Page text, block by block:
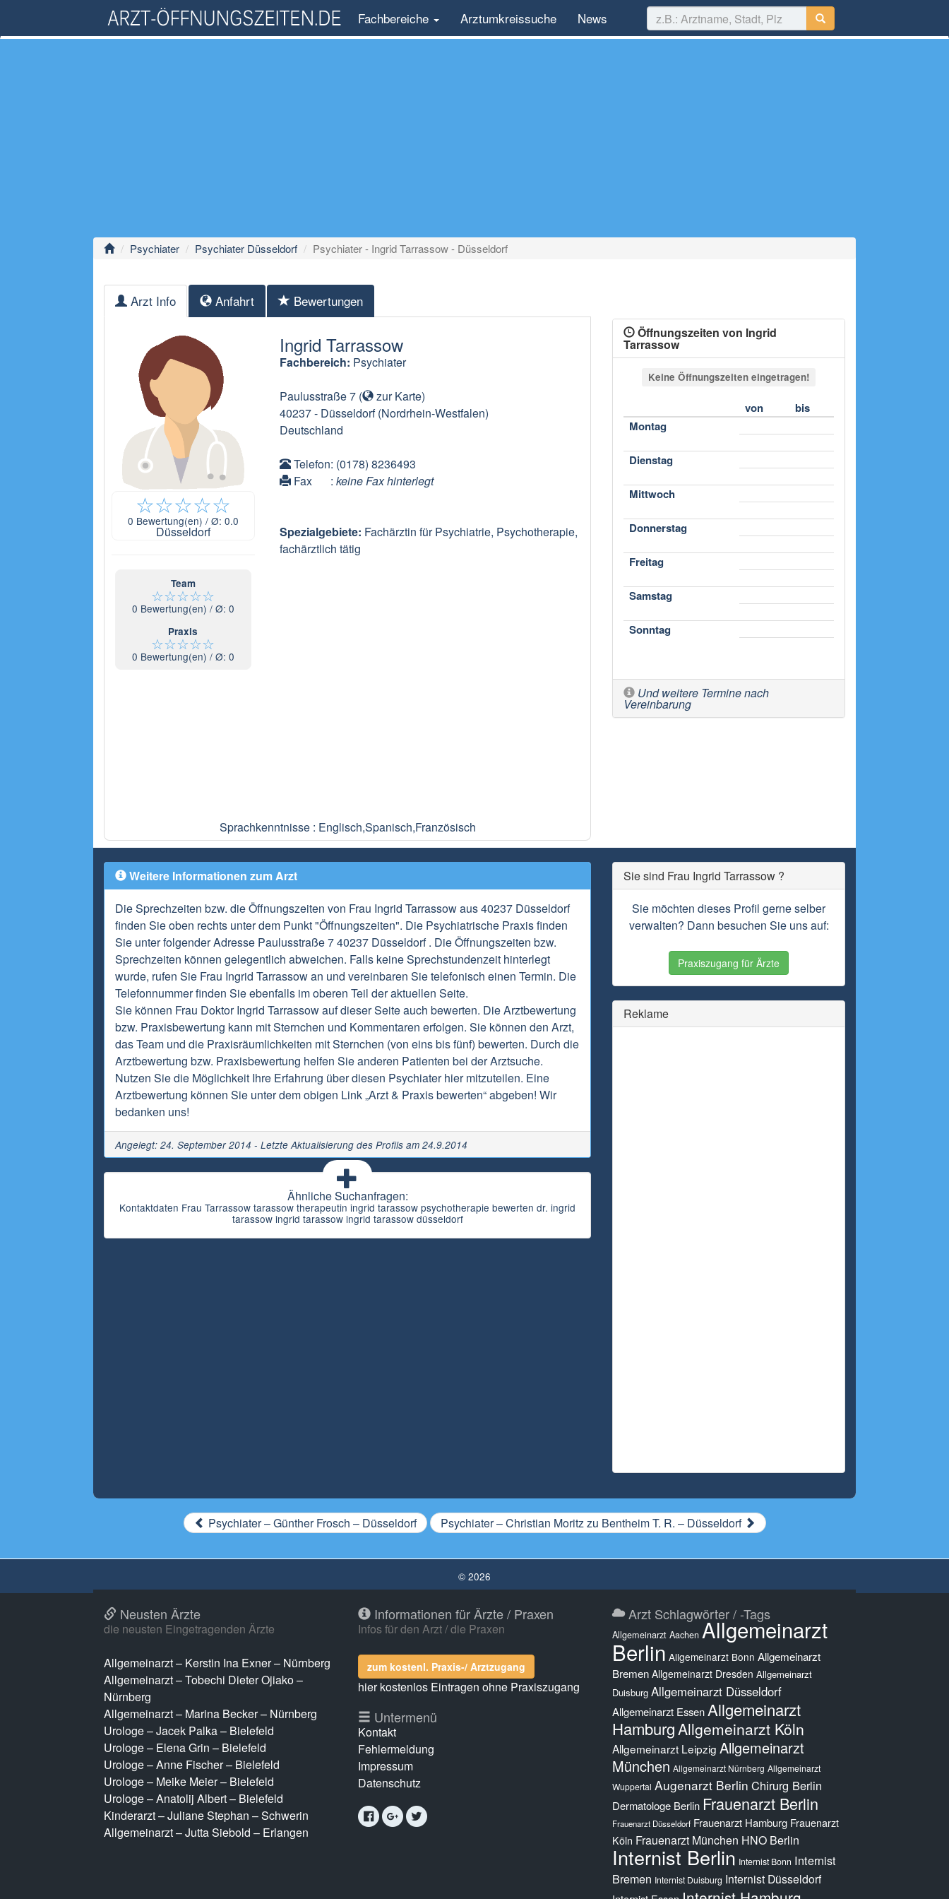
Fachbereiche Arztumkreissuche News
Psychiater Psychiater Düsseldorf Psychiater - Ingrid Tarrassow - Düsseldorf
Arzt Info Anfahrt Bewertungen
☆☆☆☆☆
0 Bewertung(en) / Ø: 0.0
Düsseldorf
Team
☆☆☆☆☆
0 Bewertung(en) / Ø: 0
Praxis
☆☆☆☆☆
0 Bewertung(en) / Ø: 0
Ingrid Tarrassow
Fachbereich: Psychiater
Paulusstraße 7( zur Karte)
40237- Düsseldorf (Nordrhein-Westfalen)
Deutschland
Telefon: (0178) 8236493
Fax
: keine Fax hinterlegt
Spezialgebiete: Fachärztin für Psychiatrie, Psychotherapie,
fachärztlich tätig
Sprachkenntnisse : Englisch,Spanisch,Französisch
Öffnungszeiten von Ingrid
Tarrassow
Keine Öffnungszeiten eingetragen!
von
bis
Montag
Dienstag
Mittwoch
Donnerstag
Freitag
Samstag
Sonntag
Und weitere Termine nach
Vereinbarung
Weitere Informationen zum Arzt
Die Sprechzeiten bzw. die Öffnungszeiten von Frau Ingrid Tarrassow aus 40237 Düsseldorf
finden Sie oben rechts unter dem Punkt "Öffnungszeiten". Die Psychiatrische Praxis finden
Sie unter folgender Adresse Paulusstraße 7 40237 Düsseldorf . Die Öffnungszeiten bzw.
Sprechzeiten können gelegentlich abweichen. Falls keine Sprechstundenzeit hinterlegt
wurde, rufen Sie Frau Ingrid Tarrassow an und vereinbaren Sie telefonisch einen Termin. Die
Telefonnummer finden Sie ebenfalls im oberen Teil der aktuellen Seite.
Sie können Frau Doktor Ingrid Tarrassow auf dieser Seite auch bewerten. Die Arztbewertung
bzw. Praxisbewertung kann mit Sternchen und Kommentaren erfolgen. Sie können den Arzt,
das Team und die Praxisräumlichkeiten mit Sternchen (von eins bis fünf) bewerten. Durch die
Arztbewertung bzw. Praxisbewertung helfen Sie anderen Patienten bei der Arztsuche.
Nutzen Sie die Möglichkeit Ihre Erfahrung über diesen Psychiater hier mitzuteilen. Eine
Arztbewertung können Sie unter dem obigen Link „Arzt & Praxis bewerten“ abgeben! Wir
bedanken uns!
Angelegt: 24. September 2014 - Letzte Aktualisierung des Profils am 24.9.2014
Ähnliche Suchanfragen:
Kontaktdaten Frau Tarrassow tarassow therapeutin ingrid tarassow psychotherapie bewerten dr. ingrid
tarassow ingrid tarassow ingrid tarassow düsseldorf
Sie sind Frau Ingrid Tarrassow ?
Sie möchten dieses Profil gerne selber
verwalten? Dann besuchen Sie uns auf:
Praxiszugang für Ärzte
Reklame
Psychiater – Günther Frosch – Düsseldorf Psychiater – Christian Moritz zu Bentheim T. R. – Düsseldorf
© 2026
Neusten Ärzte
die neusten Eingetragenden Ärzte
Allgemeinarzt – Kerstin Ina Exner – Nürnberg
Allgemeinarzt – Tobechi Dieter Ojiako –
Nürnberg
Allgemeinarzt – Marina Becker – Nürnberg
Urologe – Jacek Palka – Bielefeld
Urologe – Elena Grin – Bielefeld
Urologe – Anne Fischer – Bielefeld
Urologe – Meike Meier – Bielefeld
Urologe – Anatolij Albert – Bielefeld
Kinderarzt – Juliane Stephan – Schwerin
Allgemeinarzt – Jutta Siebold – Erlangen
Informationen für Ärzte / Praxen
Infos für den Arzt / die Praxen
zum kostenl. Praxis-/ Arztzugang
hier kostenlos Eintragen ohne Praxiszugang
Untermenü
Kontakt
Fehlermeldung
Impressum
Datenschutz
Arzt Schlagwörter / -Tags
Allgemeinarzt Aachen Allgemeinarzt
Berlin Allgemeinarzt Bonn Allgemeinarzt
Bremen Allgemeinarzt Dresden Allgemeinarzt
Duisburg Allgemeinarzt Düsseldorf
Allgemeinarzt Essen Allgemeinarzt
HamburgAllgemeinarzt Köln
Allgemeinarzt Leipzig Allgemeinarzt
München Allgemeinarzt Nürnberg Allgemeinarzt
Wuppertal Augenarzt Berlin Chirurg Berlin
Dermatologe Berlin Frauenarzt Berlin
Frauenarzt Düsseldorf Frauenarzt Hamburg Frauenarzt
Köln Frauenarzt München HNO Berlin
Internist Berlin Internist Bonn Internist
Bremen Internist Duisburg Internist Düsseldorf